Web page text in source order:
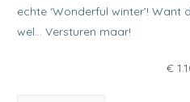
echte ‘Wonderful winter’!
wel… Versturen maar!
€